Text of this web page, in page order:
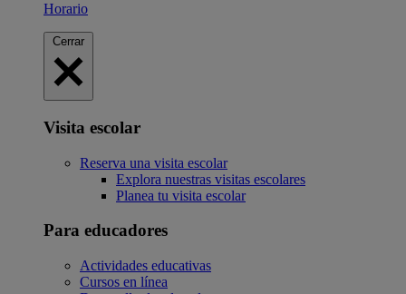
Horario
Cerrar
Visita escolar
Reserva una visita escolar
Explora nuestras visitas escolares
Planea tu visita escolar
Para educadores
Actividades educativas
Cursos en línea